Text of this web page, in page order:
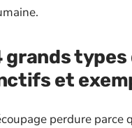
grands
et
perdure